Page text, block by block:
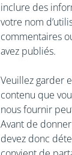
inclure des
votre nom
commentaires
avez publiés.
Veuillez garder
contenu que
nous fournir
Avant de
devez donc